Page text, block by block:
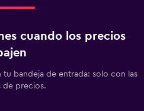
cuando los precios
bandeja de entrada: solo con las
de precios.